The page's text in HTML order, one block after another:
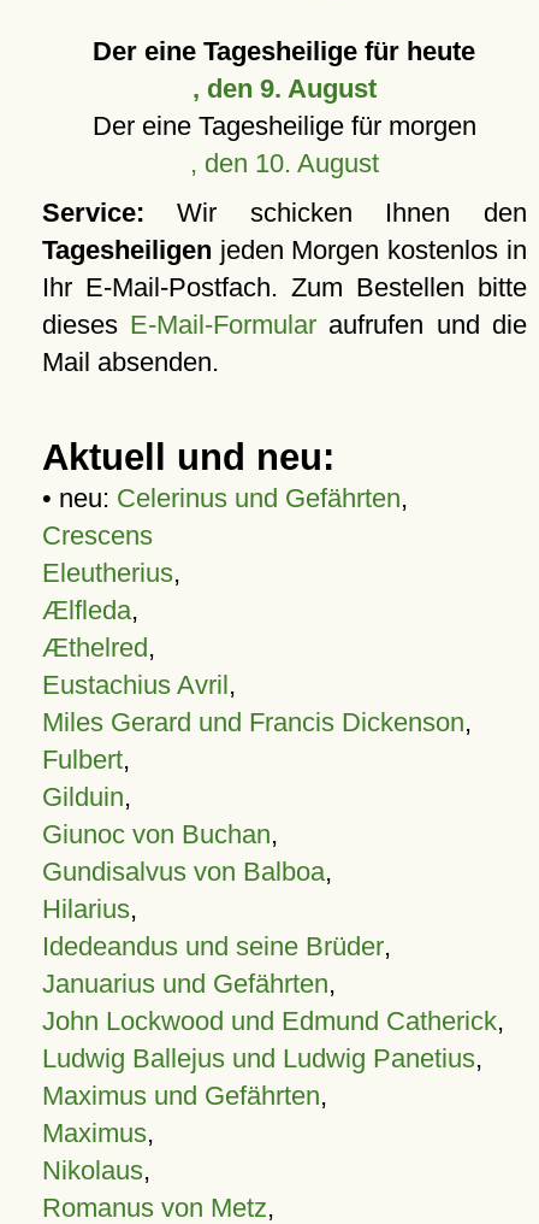
Der eine Tagesheilige für heute
, den 9. August
Der eine Tagesheilige für morgen
, den 10. August
Service: Wir schicken Ihnen den
Tagesheiligen jeden Morgen kostenlos in
Ihr E-Mail-Postfach. Zum Bestellen bitte
dieses E-Mail-Formular aufrufen und die
Mail absenden.
Aktuell und neu:
• neu: Celerinus und Gefährten,
Crescens
Eleutherius,
Ælfleda,
Æthelred,
Eustachius Avril,
Miles Gerard und Francis Dickenson,
Fulbert,
Gilduin,
Giunoc von Buchan,
Gundisalvus von Balboa,
Hilarius,
Idedeandus und seine Brüder,
Januarius und Gefährten,
John Lockwood und Edmund Catherick,
Ludwig Ballejus und Ludwig Panetius,
Maximus und Gefährten,
Maximus,
Nikolaus,
Romanus von Metz,